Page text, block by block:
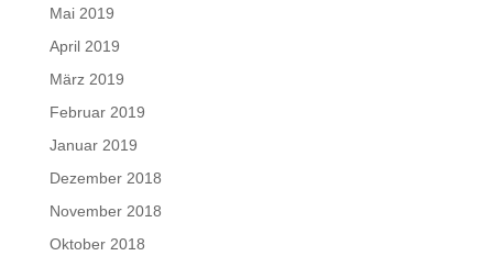
Mai 2019
April 2019
März 2019
Februar 2019
Januar 2019
Dezember 2018
November 2018
Oktober 2018